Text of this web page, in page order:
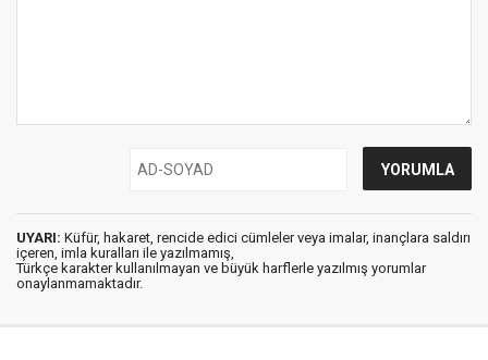
UYARI: Küfür, hakaret, rencide edici cümleler veya imalar, inançlara saldırı
içeren, imla kuralları ile yazılmamış,
Türkçe karakter kullanılmayan ve büyük harflerle yazılmış yorumlar
onaylanmamaktadır.